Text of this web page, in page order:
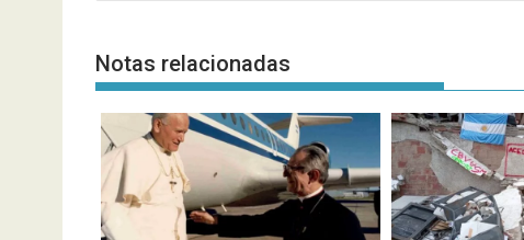
entradas
Notas relacionadas